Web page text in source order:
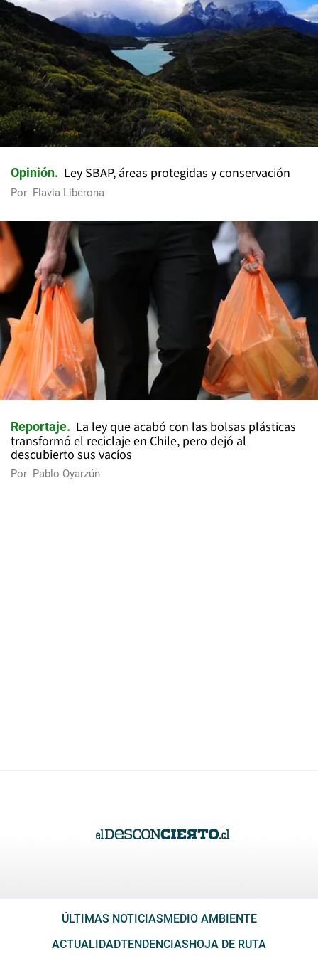
Opinión Ley SBAP, áreas protegidas y conservación
Por Flavia Liberona
Reportaje
La ley que acabó con las bolsas plásticas
transformó el reciclaje en Chile, pero dejó al
descubierto sus vacíos
Por Pablo Oyarzún
ÚLTIMAS NOTICIASMEDIO AMBIENTE
ACTUALIDADTENDENCIASHOJA DE RUTA